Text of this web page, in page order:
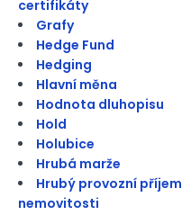
certifikáty
Grafy
Hedge Fund
Hedging
Hlavní měna
Hodnota dluhopisu
Hold
Holubice
Hrubá marže
Hrubý provozní příjem
nemovitosti